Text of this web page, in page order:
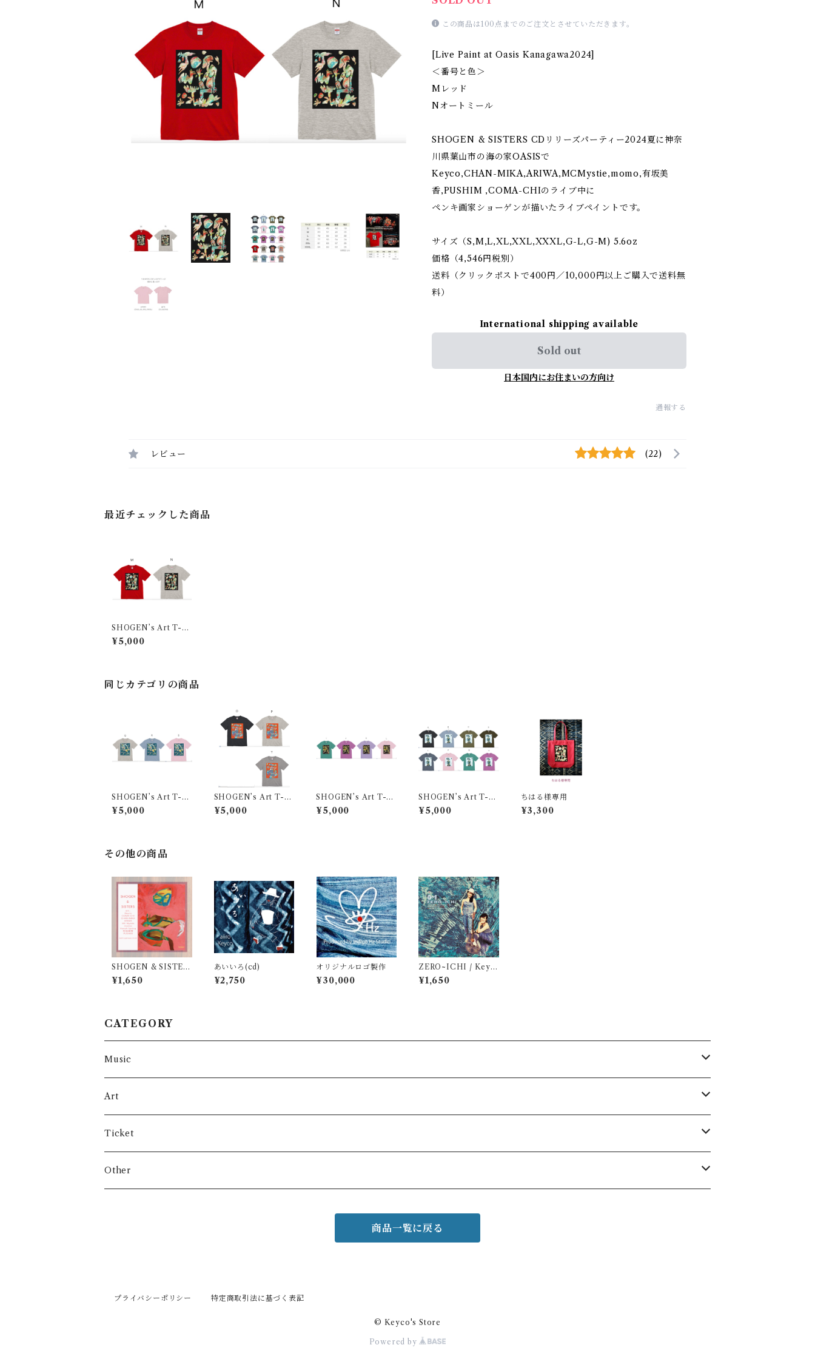
この商品は100点までのご注文とさせていただきます。
[Live Paint at Oasis Kanagawa2024]
＜番号と色＞
Mレッド
Nオートミール
SHOGEN & SISTERS CDリリーズパーティー2024夏に神奈
川県葉山市の海の家OASISで
Keyco,CHAN-MIKA,ARIWA,MCMystie,momo,有坂美
香,PUSHIM ,COMA-CHIのライブ中に
ペンキ画家ショーゲンが描いたライブペイントです。
サイズ（S,M,L,XL,XXL,XXXL,G-L,G-M) 5.6oz
価格（4,546円税別）
送料（クリックポストで400円／10,000円以上ご購入で送料無
料）
International shipping available
Sold out
日本国内にお住まいの方向け
通報する
レビュー (22)
最近チェックした商品
SHOGEN’s Art T-sh
irts [Live Paint at Oa
sis Kanagawa2024]
¥5,000
同じカテゴリの商品
SHOGEN’s Art T-sh
irts [Live Paint in Sa
ga2025]
¥5,000
SHOGEN’s Art T-sh
irts [Live Paint in N
agano2025]
¥5,000
SHOGEN’s Art T-sh
irts [Live Paint in Sh
izuoka2025]
¥5,000
SHOGEN’s Art T-sh
irts [Live Paint in Mi
yazaki2025]
¥5,000
ちはる様専用
¥3,300
その他の商品
SHOGEN & SISTER
S (cd)
¥1,650
あいいろ(cd)
¥2,750
オリジナルロゴ製作
¥30,000
ZERO~ICHI / Keyc
o, CHAN-MIKA (c
d)
¥1,650
CATEGORY
Music
cd
vinyl
data
Art
Keyco’s art
Mayca’s art
Ticket
Lesson
Other
商品一覧に戻る
プライバシーポリシー 特定商取引法に基づく表記
© Keyco's Store
Powered by